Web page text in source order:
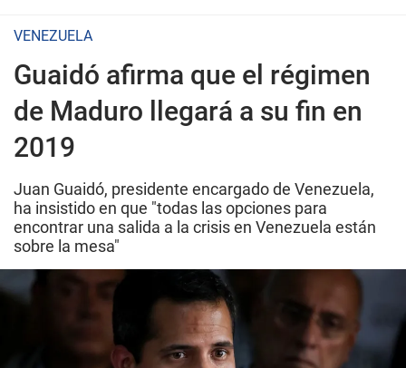
VENEZUELA
Guaidó afirma que el régimen
de Maduro llegará a su fin en
2019
Juan Guaidó, presidente encargado de Venezuela,
ha insistido en que "todas las opciones para
encontrar una salida a la crisis en Venezuela están
sobre la mesa"